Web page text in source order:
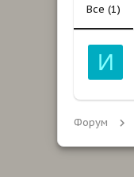
Все (1)
И
Форум